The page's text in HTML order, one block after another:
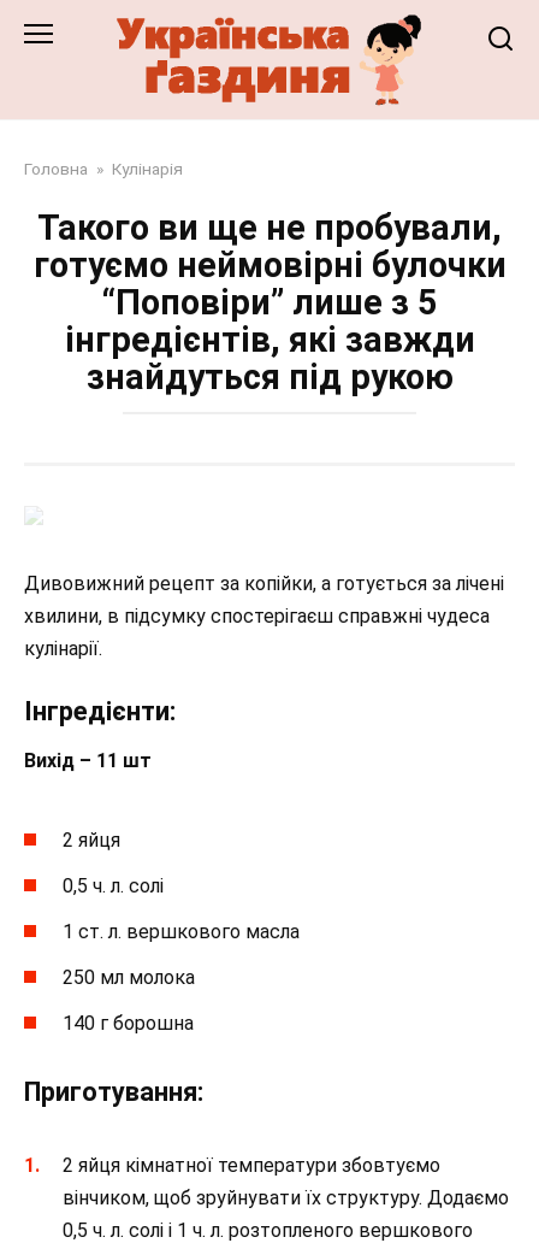
Головна » Кулінарія
Такого ви ще не пробували,
готуємо неймовірні булочки
“Поповіри” лише з 5
інгредієнтів, які завжди
знайдуться під рукою
Дивовижний рецепт за копійки, а готується за лічені
хвилини, в підсумку спостерігаєш справжні чудеса
кулінарії.
Інгредієнти:
Вихід – 11 шт
2 яйця
0,5 ч. л. солі
1 ст. л. вершкового масла
250 мл молока
140 г борошна
Приготування:
2 яйця кімнатної температури збовтуємо
вінчиком, щоб зруйнувати їх структуру. Додаємо
0,5 ч. л. солі і 1 ч. л. розтопленого вершкового